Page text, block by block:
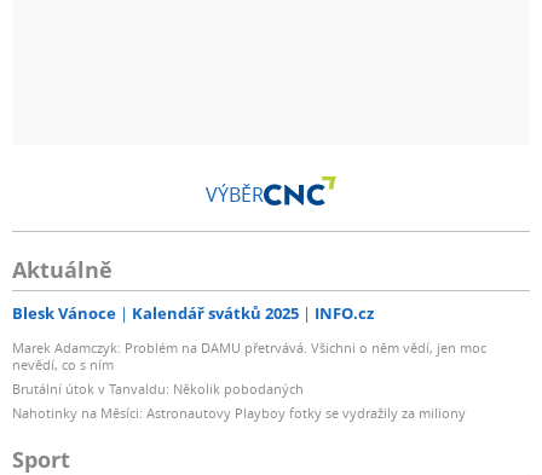
VÝBĚR
Aktuálně
Blesk Vánoce Kalendář svátků 2025 INFO.cz
Marek Adamczyk: Problém na DAMU přetrvává. Všichni o něm vědí, jen moc
nevědí, co s ním
Brutální útok v Tanvaldu: Několik pobodaných
Nahotinky na Měsíci: Astronautovy Playboy fotky se vydražily za miliony
Sport